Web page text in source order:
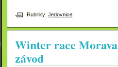
Rubriky: Jedovnice
Winter race
závod